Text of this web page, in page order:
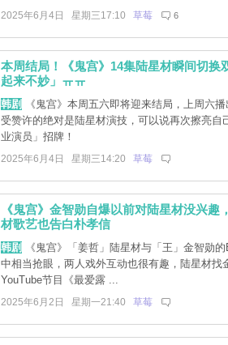
2025年6月4日 星期三17:10 草莓 6
本周结局！《鬼宫》14集陆星材瞬间切换
起来不妙」ㅠㅠ
韩剧 《鬼宫》本周五六即将迎来结局，上周六
受赞许的绝对是陆星材演技，可以说再次擦亮自
业演员」招牌！
2025年6月4日 星期三14:20 草莓
《鬼宫》金智勋自爆以前对陆星材没兴
材歌艺也告白朴孝信
韩剧 《鬼宫》「姜哲」陆星材与「王」金智勋的
中相当抢眼，两人戏外互动也很有趣，陆星材找
YouTube节目《最爱露 ...
2025年6月2日 星期一21:40 草莓